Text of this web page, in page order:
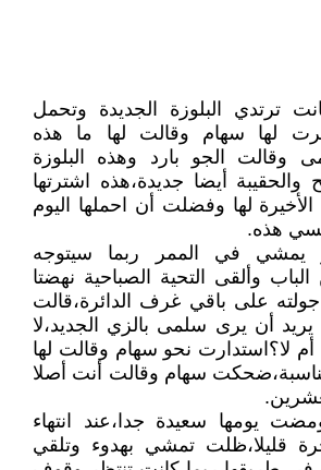
ترتدي البلوزة الجديدة وتحمل
لها سهام وقالت لها ما هذه
وقالت الجو بارد وهذه البلوزة
والحقيبة أيضا جديدة،هذه اشترتها
لها وفضلت أن احملها اليوم
هذه.
يمشي في الممر ربما سيتوجه
وألقى التحية الصباحية نهضتا
على باقي غرف الدائرة،قالت
أن يرى سلمى بالزي الجديد،لا
لا؟استدارت نحو سهام وقالت لها
سهام وقالت أنت أصلا
يومها سعيدة جدا،عند انتهاء
قليلا،ظلت تمشي بهدوء وتلقي